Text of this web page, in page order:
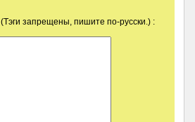
(Тэги запрещены, пишите по-русски.) :